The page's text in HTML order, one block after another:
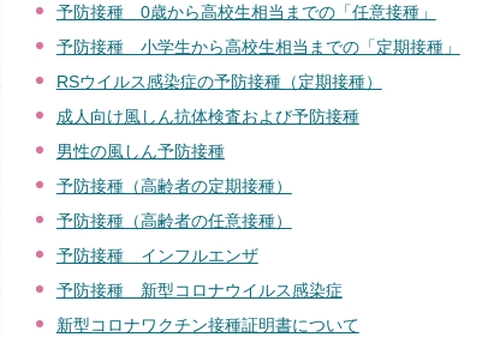
予防接種 0歳から高校生相当までの「任意接種」
予防接種 小学生から高校生相当までの「定期接種」
RSウイルス感染症の予防接種（定期接種）
成人向け風しん抗体検査および予防接種
男性の風しん予防接種
予防接種（高齢者の定期接種）
予防接種（高齢者の任意接種）
予防接種 インフルエンザ
予防接種 新型コロナウイルス感染症
新型コロナワクチン接種証明書について